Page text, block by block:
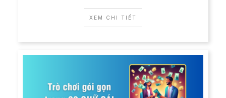
XEM CHI TIẾT